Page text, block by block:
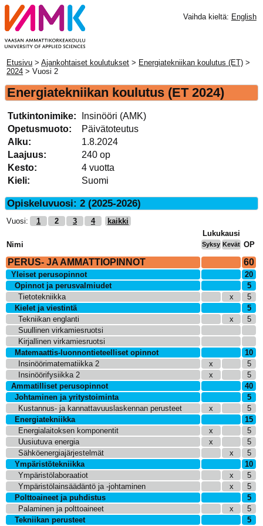
Vaihda kieltä: English
Etusivu >Ajankohtaiset koulutukset > Energiatekniikan koulutus (ET) >
2024 > Vuosi 2
Energiatekniikan koulutus (ET 2024)
Tutkintonimike:
Insinööri (AMK)
Opetusmuoto:
Päivätoteutus
Alku:
1.8.2024
Laajuus:
240 op
Kesto:
4 vuotta
Kieli:
Suomi
Opiskeluvuosi: 2 (2025-2026)
Vuosi: 1 2 3 4
kaikki
Lukukausi
Nimi
Syksy Kevät OP
PERUS- JA AMMATTIOPINNOT 60
Yleiset perusopinnot
20
Opinnot ja perusvalmiudet
5
Tietotekniikka
x
5
Kielet ja viestintä
5
Tekniikan englanti
x
5
Suullinen virkamiesruotsi
Kirjallinen virkamiesruotsi
Matemaattis-luonnontieteelliset opinnot
10
Insinöörimatematiikka 2
x
5
Insinöörifysiikka 2
x
5
Ammatilliset perusopinnot
40
Johtaminen ja yritystoiminta
5
Kustannus- ja kannattavuuslaskennan perusteet
x
5
Energiatekniikka
15
Energialaitoksen komponentit
x
5
Uusiutuva energia
x
5
Sähköenergiajärjestelmät
x
5
Ympäristötekniikka
10
Ympäristölaboraatiot
x
5
Ympäristölainsäädäntö ja -johtaminen
x
5
Polttoaineet ja puhdistus
5
Palaminen ja polttoaineet
x
5
Tekniikan perusteet
5